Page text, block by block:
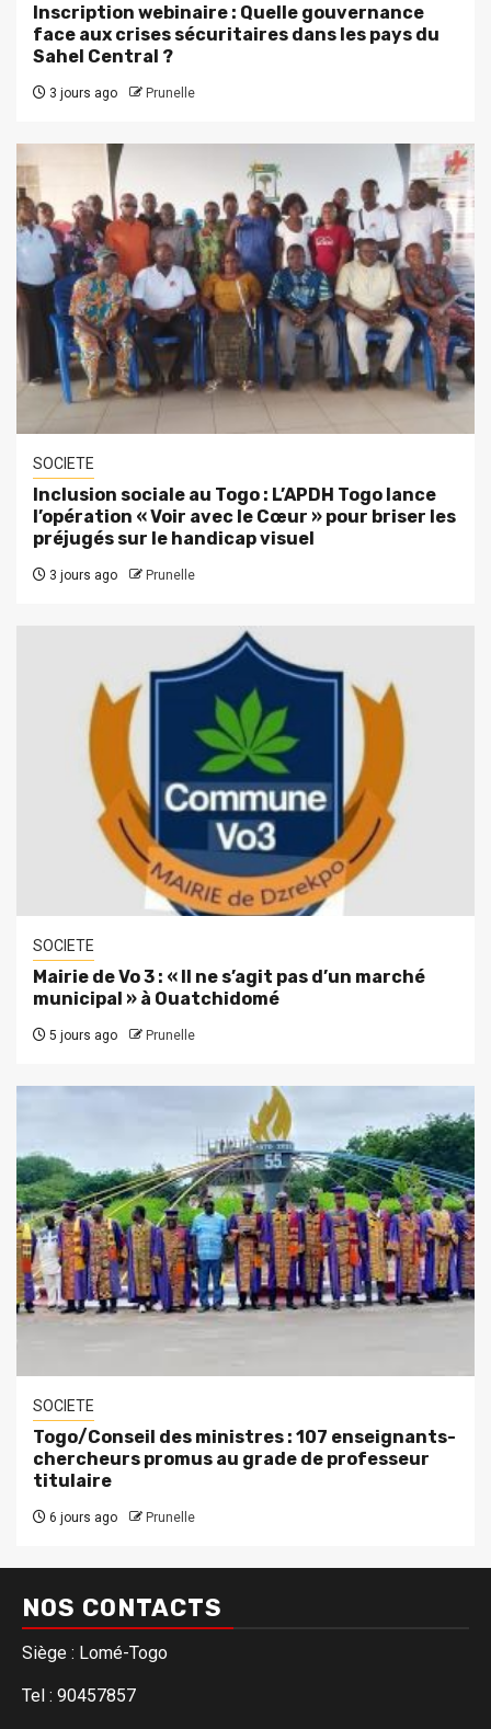
Inscription webinaire : Quelle gouvernance
face aux crises sécuritaires dans les pays du
Sahel Central ?
3 jours ago Prunelle
SOCIETE
Inclusion sociale au Togo : L’APDH Togo lance
l’opération « Voir avec le Cœur » pour briser les
préjugés sur le handicap visuel
3 jours ago Prunelle
SOCIETE
Mairie de Vo 3 : « Il ne s’agit pas d’un marché
municipal » à Ouatchidomé
5 jours ago Prunelle
SOCIETE
Togo/Conseil des ministres : 107 enseignants-
chercheurs promus au grade de professeur
titulaire
6 jours ago Prunelle
NOS CONTACTS
Siège : Lomé-Togo
Tel : 90457857